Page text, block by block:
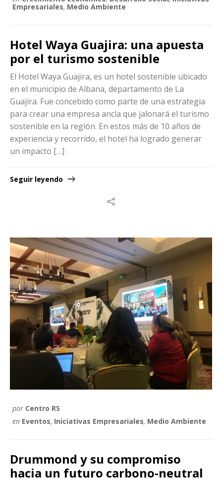
Empresariales, Medio Ambiente
Hotel Waya Guajira: una apuesta
por el turismo sostenible
El Hotel Waya Guajira, es un hotel sostenible ubicado
en el municipio de Albana, departamento de La
Guajira. Fue concebido como parte de una estrategia
para crear una empresa ancla que jalonará el turismo
sostenible en la región. En estos más de 10 años de
experiencia y recorrido, el hotel ha logrado generar
un impacto […]
Seguir leyendo
por Centro RS
en Eventos, Iniciativas Empresariales, Medio Ambiente
Drummond y su compromiso
hacia un futuro carbono-neutral